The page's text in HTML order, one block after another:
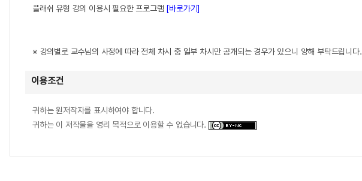
플래쉬 유형 강의 이용시 필요한 프로그램 [바로가기]
※ 강의별로 교수님의 사정에 따라 전체 차시 중 일부 차시만 공개되는 경우가 있으니 양해 부탁드립니다.
이용조건
귀하는 원저작자를 표시하여야 합니다.
귀하는 이 저작물을 영리 목적으로 이용할 수 없습니다.